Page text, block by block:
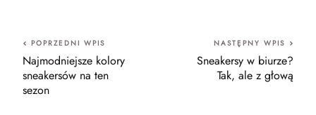
dobry znak.
POPRZEDNI WPIS
Najmodniejsze kolory
sneakersów na ten
sezon
NASTĘPNY WPIS
Sneakersy w biurze?
Tak, ale z głową